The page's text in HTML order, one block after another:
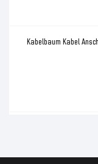
Kabelbaum Kabel